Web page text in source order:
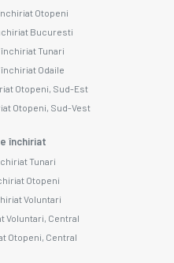
Otopeni
Bucuresti
Tunari
Odaile
Otopeni, Sud-Est
Otopeni, Sud-Vest
închiriat
Tunari
Otopeni
Voluntari
Voluntari, Central
Otopeni, Central